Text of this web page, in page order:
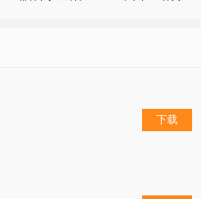
下载